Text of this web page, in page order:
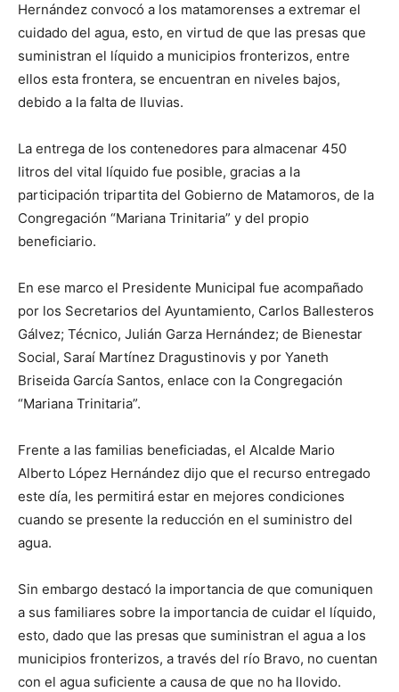
Hernández convocó a los matamorenses a extremar el
cuidado del agua, esto, en virtud de que las presas que
suministran el líquido a municipios fronterizos, entre
ellos esta frontera, se encuentran en niveles bajos,
debido a la falta de lluvias.
La entrega de los contenedores para almacenar 450
litros del vital líquido fue posible, gracias a la
participación tripartita del Gobierno de Matamoros, de la
Congregación “Mariana Trinitaria” y del propio
beneficiario.
En ese marco el Presidente Municipal fue acompañado
por los Secretarios del Ayuntamiento, Carlos Ballesteros
Gálvez; Técnico, Julián Garza Hernández; de Bienestar
Social, Saraí Martínez Dragustinovis y por Yaneth
Briseida García Santos, enlace con la Congregación
“Mariana Trinitaria”.
Frente a las familias beneficiadas, el Alcalde Mario
Alberto López Hernández dijo que el recurso entregado
este día, les permitirá estar en mejores condiciones
cuando se presente la reducción en el suministro del
agua.
Sin embargo destacó la importancia de que comuniquen
a sus familiares sobre la importancia de cuidar el líquido,
esto, dado que las presas que suministran el agua a los
municipios fronterizos, a través del río Bravo, no cuentan
con el agua suficiente a causa de que no ha llovido.